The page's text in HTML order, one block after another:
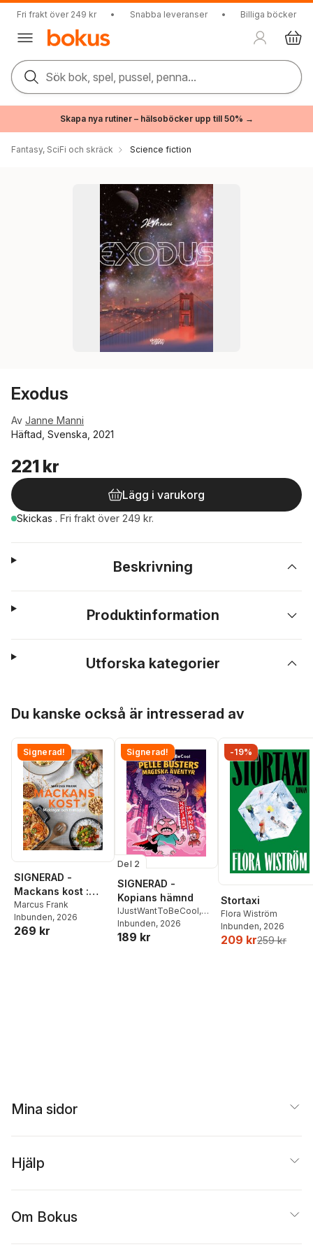
Fri frakt över 249 kr • Snabba leveranser • Billiga böcker
Sök bok, spel, pussel, penna...
Skapa nya rutiner – hälsoböcker upp till 50% →
Fantasy, SciFi och skräck Science fiction
Exodus
Av Janne Manni
Häftad, Svenska, 2021
221 kr
Lägg i varukorg
Skickas . Fri frakt över 249 kr.
Beskrivning
Produktinformation
Utforska kategorier
Du kanske också är intresserad av
Signerad!
SIGNERAD -
Mackans kost :
Middagar och
matlådor
Marcus Frank
Inbunden, 2026
269 kr
Signerad!
Del 2
SIGNERAD -
Kopians hämnd
IJustWantToBeCool,
Joel Adolphson
Ejdemo Beer
Inbunden, 2026
189 kr
-19%
Stortaxi
Flora Wiström
Inbunden, 2026
209 kr259 kr
Mina sidor
Hjälp
Om Bokus